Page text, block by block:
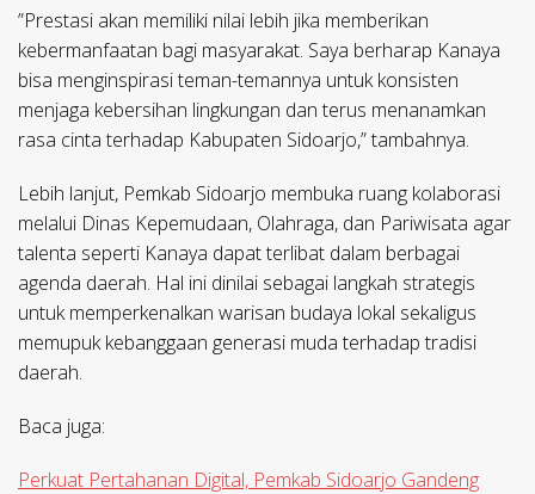
​”Prestasi akan memiliki nilai lebih jika memberikan
kebermanfaatan bagi masyarakat. Saya berharap Kanaya
bisa menginspirasi teman-temannya untuk konsisten
menjaga kebersihan lingkungan dan terus menanamkan
rasa cinta terhadap Kabupaten Sidoarjo,” tambahnya.
​Lebih lanjut, Pemkab Sidoarjo membuka ruang kolaborasi
melalui Dinas Kepemudaan, Olahraga, dan Pariwisata agar
talenta seperti Kanaya dapat terlibat dalam berbagai
agenda daerah. Hal ini dinilai sebagai langkah strategis
untuk memperkenalkan warisan budaya lokal sekaligus
memupuk kebanggaan generasi muda terhadap tradisi
daerah.
Baca juga:
Perkuat Pertahanan Digital, Pemkab Sidoarjo Gandeng